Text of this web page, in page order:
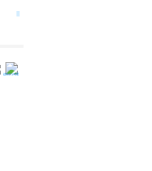
进出口代理